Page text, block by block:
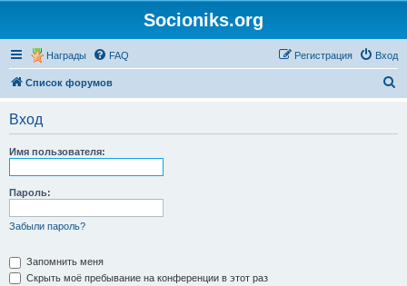
Socioniks.org
Награды FAQ Вход
Регистрация
Список форумов
Вход
Имя пользователя:
Пароль:
Забыли пароль?
Запомнить меня
Скрыть моё пребывание на конференции в этот раз